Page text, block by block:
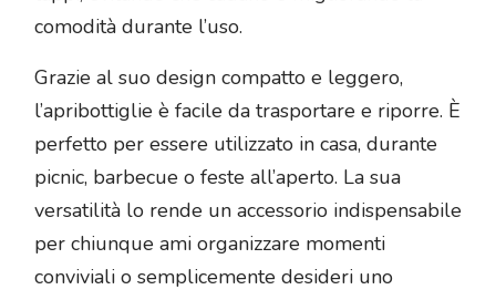
comodità durante l’uso.
Grazie al suo design compatto e leggero,
l’apribottiglie è facile da trasportare e riporre. È
perfetto per essere utilizzato in casa, durante
picnic, barbecue o feste all’aperto. La sua
versatilità lo rende un accessorio indispensabile
per chiunque ami organizzare momenti
conviviali o semplicemente desideri uno